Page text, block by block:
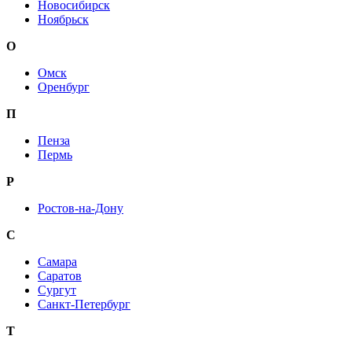
Новосибирск
Ноябрьск
О
Омск
Оренбург
П
Пенза
Пермь
Р
Ростов-на-Дону
С
Самара
Саратов
Сургут
Санкт-Петербург
Т